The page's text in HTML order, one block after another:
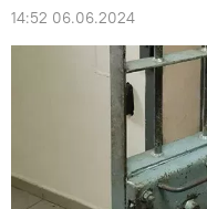
14:52 06.06.2024